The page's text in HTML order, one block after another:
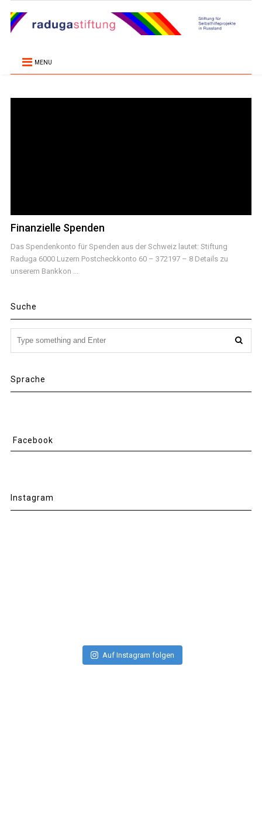
MENU
Finanzielle Spenden
Das Spendenkonto für Spenden aus der Schweiz lautet: Stiftung
Raduga 6000 Luzern Postcheckkonto 60 – 372197 – 8 Details zu
unserem Bankkon ...
Suche
Sprache
Facebook
Instagram
Auf Instagram folgen